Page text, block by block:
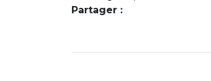
Partager :